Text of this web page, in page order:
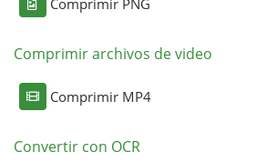
Comprimir PNG
Comprimir archivos de video
Comprimir MP4
Convertir con OCR